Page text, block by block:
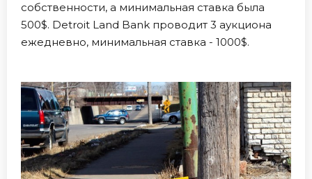
собственности, а минимальная ставка была
500$. Detroit Land Bank проводит 3 аукциона
ежедневно, минимальная ставка - 1000$.